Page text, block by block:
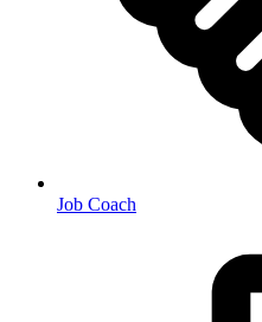
Job Coach